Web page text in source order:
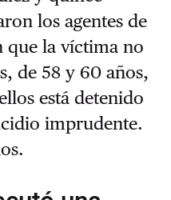
los agentes de
la víctima no
de 58 y 60 años,
está detenido
imprudente.